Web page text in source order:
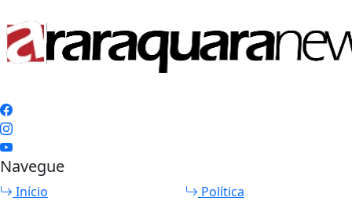
Navegue
Início
Política